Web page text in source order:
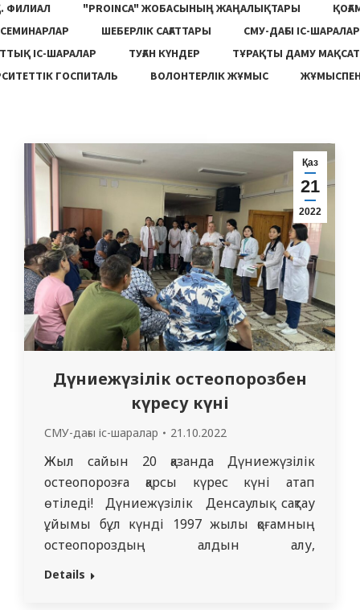
ФИЛИАЛ
"PROINCA" ЖОБАСЫНЫҢ ЖАҢАЛЫҚТАРЫ
СЕМИНАРЛАР
ШЕБЕРЛІК САҒАТТАРЫ
СМУ-ДАҒЫ ІС-ШАРАЛАР
ІС-ШАРАЛАР
ТУҒАН КҮНДЕР
ТҰРАҚТЫ ДАМУ
ГОСПИТАЛЬ
ВОЛОНТЕРЛІК ЖҰМЫС
Қаз
21
2022
Дүниежүзілік остеопорозбен
күресу күні
СМУ-дағы іс-шаралар 21.10.2022
Жыл сайын 20 қазанда Дүниежүзілік
остеопорозға қарсы күрес күні атап
өтіледі! Дүниежүзілік Денсаулық сақтау
ұйымы бұл күнді 1997 жылы қоғамның
остеопороздың алдын алу,
диагностикалау және емдеу туралы
Details